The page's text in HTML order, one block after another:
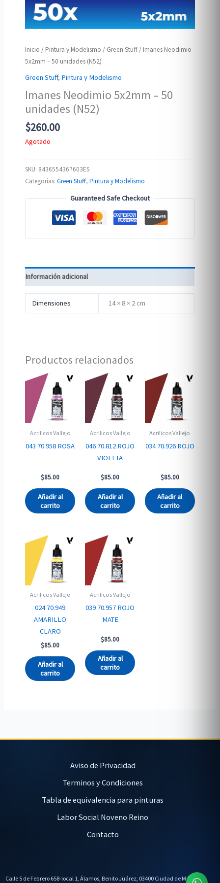
Inicio / Pintura y Modelismo / Green Stuff / Imanes Neodimio
5x2mm – 50 unidades (N52)
Green Stuff, Pintura y Modelismo
Imanes Neodimio 5x2mm – 50
unidades (N52)
$260.00
Agotado
SKU: 8436554367603ES
Categorías:Green Stuff,Pintura y Modelismo
Guaranteed Safe Checkout
Información adicional
Dimensiones 14 × 8 × 2 cm
Productos relacionados
Acrilicos Vallejo
043 70.958 ROSA
$85.00
Añadir al
carrito
Acrilicos Vallejo
046 70.812 ROJO
VIOLETA
$85.00
Añadir al
carrito
Acrilicos Vallejo
034 70.926 ROJO
$85.00
Añadir al
carrito
Acrilicos Vallejo
024 70.949
AMARILLO
CLARO
$85.00
Añadir al
carrito
Acrilicos Vallejo
039 70.957 ROJO
MATE
$85.00
Añadir al
carrito
Aviso de Privacidad
Terminos y Condiciones
Tabla de equivalencia para pinturas
Labor Social Noveno Reino
Contacto
Calle 5 de Febrero 658-local 1, Álamos, Benito Juárez, 03400 Ciudad de México,